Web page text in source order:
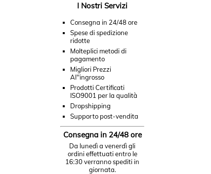
I Nostri Servizi
Consegna in 24/48 ore
Spese di spedizione
ridotte
Molteplici metodi di
pagamento
Migliori Prezzi
Al''ingrosso
Prodotti Certificati
ISO9001 per la qualità
Dropshipping
Supporto post-vendita
Consegna in 24/48 ore
Da lunedì a venerdì gli
ordini effettuati entro le
16:30 verranno spediti in
giornata.